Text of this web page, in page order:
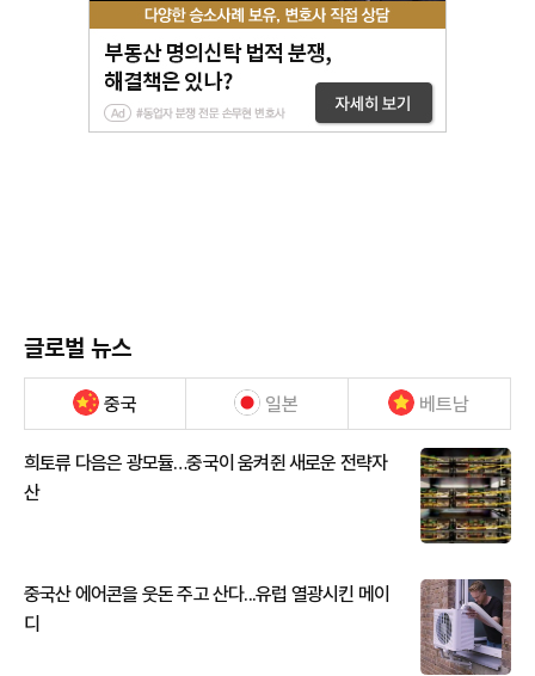
글로벌 뉴스
중국 일본 베트남
희토류 다음은 광모듈…중국이 움켜쥔 새로운 전략자
산
중국산 에어콘을 웃돈 주고 산다...유럽 열광시킨 메이
디